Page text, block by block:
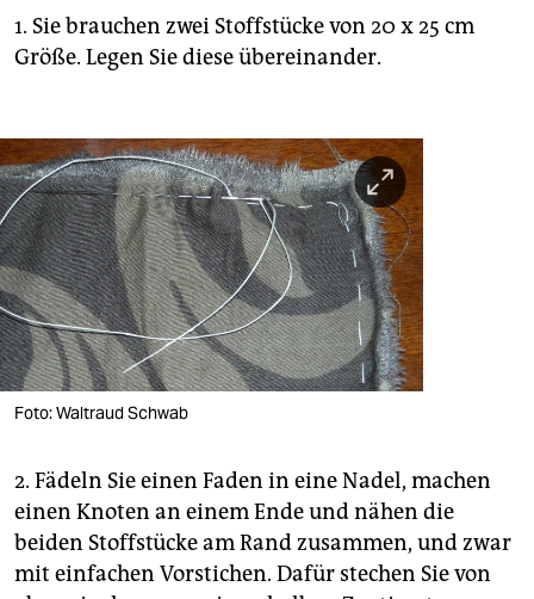
1. Sie brauchen zwei Stoffstücke von 20 x 25 cm
Größe. Legen Sie diese übereinander.
Foto: Waltraud Schwab
2. Fädeln Sie einen Faden in eine Nadel, machen
einen Knoten an einem Ende und nähen die
beiden Stoffstücke am Rand zusammen, und zwar
mit einfachen Vorstichen. Dafür stechen Sie von